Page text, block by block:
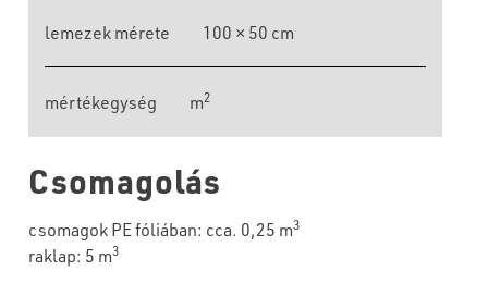
lemezek mérete 100 × 50 cm
mértékegység m2
Csomagolás
csomagok PE fóliában: cca. 0,25 m3
raklap: 5 m3